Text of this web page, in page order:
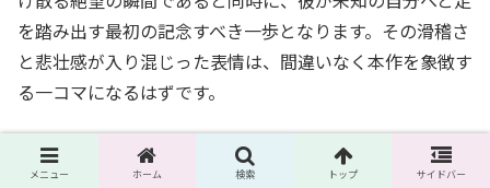
を踏み出す最初の記念すべき一歩となります。その滑稽さ
と悲壮感が入り混じった表情は、間違いなく本作を象徴す
る一コマになるはずです。
名場面予測②：「コスパ最悪だ…」― 内な
メニュー ホーム 検索 トップ サイドバー